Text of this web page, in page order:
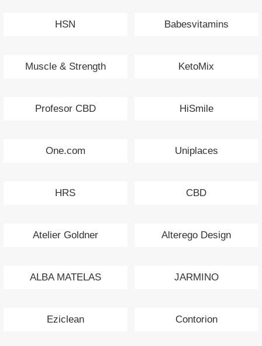
HSN Babesvitamins
Muscle & Strength KetoMix
Profesor CBD HiSmile
One.com Uniplaces
HRS CBD
Atelier Goldner Alterego Design
ALBA MATELAS JARMINO
Eziclean Contorion